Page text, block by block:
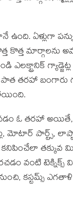
ఉంది. ఏళ్లుగా
కొత్త మార్గాలను
ఎలక్ట్రానిక్
తరహా బంగారు
ఓ తరహా అయితే,
పార్ట్స్, లాప్టాప్
తక్కువ
వంటి టెక్నిక్స్
కస్టమ్స్ ఎగతాళి